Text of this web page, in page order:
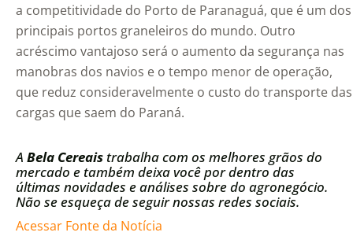
a competitividade do Porto de Paranaguá, que é um dos
principais portos graneleiros do mundo. Outro
acréscimo vantajoso será o aumento da segurança nas
manobras dos navios e o tempo menor de operação,
que reduz consideravelmente o custo do transporte das
cargas que saem do Paraná.
A Bela Cereais trabalha com os melhores grãos do
mercado e também deixa você por dentro das
últimas novidades e análises sobre do agronegócio.
Não se esqueça de seguir nossas redes sociais.
Acessar Fonte da Notícia